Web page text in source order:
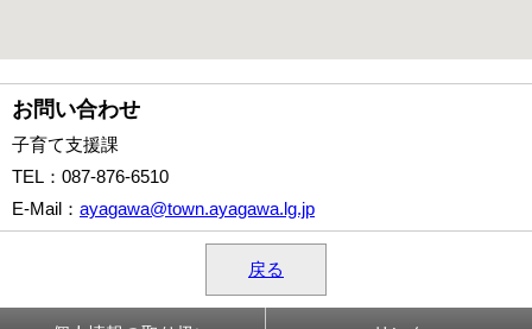
お問い合わせ
子育て支援課
TEL ：087-876-6510
E-Mail ： ayagawa@town.ayagawa.lg.jp
戻る